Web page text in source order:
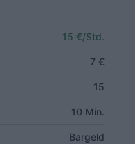
15 €/Std.
7 €
15
10 Min.
Bargeld